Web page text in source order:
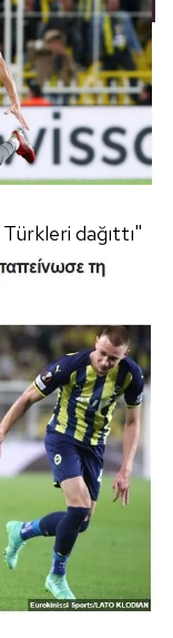
amaçlarıyla
alan panel
ilişkin detaylı bilgi
Bilgilendirme
uyarınca
ve sitemizde
ilgili bilgi
dağıttı"